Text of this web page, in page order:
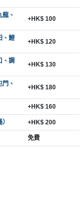
、
+HK$ 100
、鯉
+HK$ 120
、調
+HK$ 130
、
+HK$ 180
+HK$ 160
+HK$ 200
免費